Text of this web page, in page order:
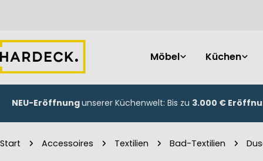
springen
Möbel Küchen
NEU-Eröffnungunserer Küchenwelt: Bis zu 3.000 €
Start Accessoires Textilien Bad-Textilien